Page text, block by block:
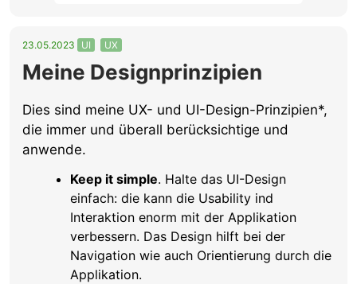
23.05.2023 UI UX
Meine Designprinzipien
Dies sind meine UX- und UI-Design-Prinzipien*,
die immer und überall berücksichtige und
anwende.
Keep it simple. Halte das UI-Design
einfach: die kann die Usability ind
Interaktion enorm mit der Applikation
verbessern. Das Design hilft bei der
Navigation wie auch Orientierung durch die
Applikation.